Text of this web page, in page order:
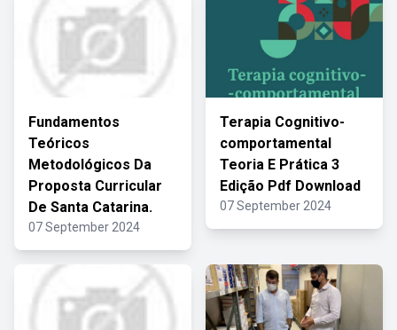
Fundamentos
Teóricos
Metodológicos Da
Proposta Curricular
De Santa Catarina.
07 September 2024
Terapia Cognitivo-
comportamental
Teoria E Prática 3
Edição Pdf Download
07 September 2024